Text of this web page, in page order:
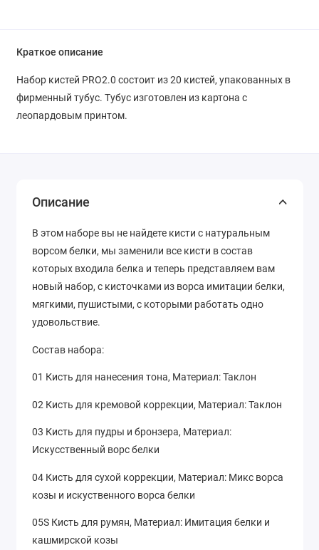
Краткое описание
Набор кистей PRO2.0 состоит из 20 кистей, упакованных в
фирменный тубус. Тубус изготовлен из картона с
леопардовым принтом.
Описание
В этом наборе вы не найдете кисти с натуральным
ворсом белки, мы заменили все кисти в состав
которых входила белка и теперь представляем вам
новый набор, с кисточками из ворса имитации белки,
мягкими, пушистыми, с которыми работать одно
удовольствие.
Состав набора:
01 Кисть для нанесения тона, Материал: Таклон
02 Кисть для кремовой коррекции, Материал: Таклон
03 Кисть для пудры и бронзера, Материал:
Искусственный ворс белки
04 Кисть для сухой коррекции, Материал: Микс ворса
козы и искуственного ворса белки
05S Кисть для румян, Материал: Имитация белки и
кашмирской козы